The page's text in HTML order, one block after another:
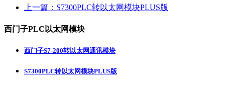
上一篇： S7300PLC转以太网模块PLUS版
西门子PLC以太网模块
西门子S7-200转以太网通讯模块
S7300PLC转以太网模块PLUS版